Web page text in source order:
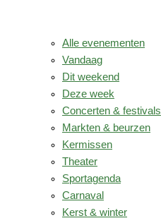
Alle evenementen
Vandaag
Dit weekend
Deze week
Concerten & festivals
Markten & beurzen
Kermissen
Theater
Sportagenda
Carnaval
Kerst & winter